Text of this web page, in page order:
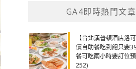
GA4即時熱門文章
【台北漢普頓酒店洛
價自助餐吃到飽只要
餐可吃兩小時要訂位
252)